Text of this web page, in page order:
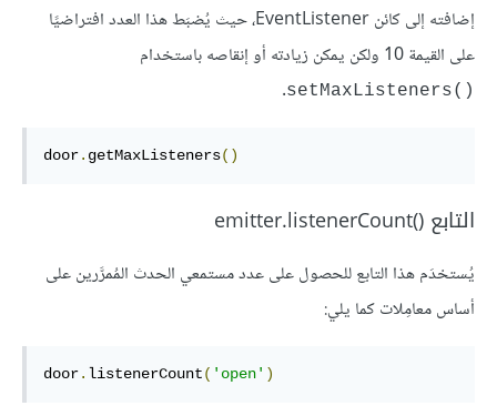
إضافته إلى كائن EventListener، حيث يُضبَط هذا العدد افتراضيًا
على القيمة 10 ولكن يمكن زيادته أو إنقاصه باستخدام
setMaxListeners()‎
.
door. getMaxListeners()
التابع emitter.listenerCount()‎
يُستخدَم هذا التابع للحصول على عدد مستمعي الحدث المُمرَّرين على
أساس معامِلات كما يلي:
door. listenerCount( 'open' )